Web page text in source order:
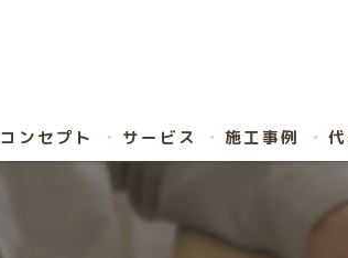
コンセプト サービス 施工事例